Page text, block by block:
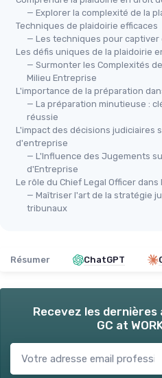
— Explorer la complexité de la
Techniques de plaidoirie efficaces
— Les techniques pour captiver
Les défis uniques de la plaidoirie
— Surmonter les Complexités
Milieu Entreprise
L'importance de la préparation
— La préparation minutieuse :
réussie
L'impact des décisions judiciaires
d'entreprise
— L'Influence des Jugements
d'Entreprise
Le rôle du Chief Legal Officer dans
— Maîtriser l'art de la stratégie
tribunaux
Résumer ChatGPT
Recevez les
GC at